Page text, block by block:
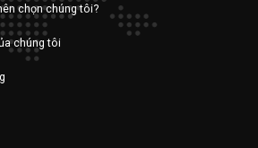
chọn chúng tôi?
chúng tôi